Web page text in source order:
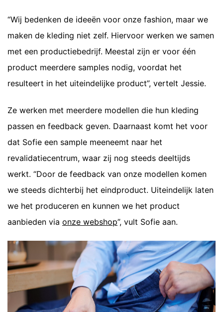
“Wij bedenken de ideeën voor onze fashion, maar we
maken de kleding niet zelf. Hiervoor werken we samen
met een productiebedrijf. Meestal zijn er voor één
product meerdere samples nodig, voordat het
resulteert in het uiteindelijke product”, vertelt Jessie.
Ze werken met meerdere modellen die hun kleding
passen en feedback geven. Daarnaast komt het voor
dat Sofie een sample meeneemt naar het
revalidatiecentrum, waar zij nog steeds deeltijds
werkt. “Door de feedback van onze modellen komen
we steeds dichterbij het eindproduct. Uiteindelijk laten
we het produceren en kunnen we het product
aanbieden via onze webshop”, vult Sofie aan.